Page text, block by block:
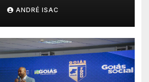
ANDRÉ ISAC